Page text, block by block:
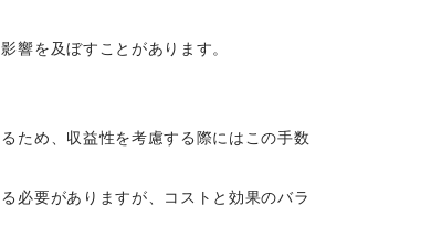
響を及ぼすことがあります。
ため、収益性を考慮する際にはこの手数
必要がありますが、コストと効果のバラ